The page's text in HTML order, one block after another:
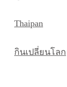
Thaipan
กินเปลี่ยนโลก